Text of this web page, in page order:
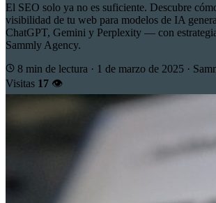
El SEO solo ya no es suficiente. Descubre
visibilidad de tu web para modelos de IA
ChatGPT, Gemini y Perplexity — con
Sammly Agency.
8 min de lectura · 1 de marzo de 2025 ·
Visitas 17 👁️